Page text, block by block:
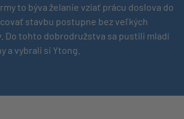
to býva želanie vziať prácu doslova do
stavbu postupne bez veľkých
Do tohto dobrodružstva sa pustili mladí
a vybrali si Ytong.